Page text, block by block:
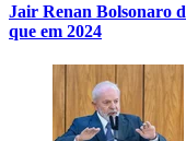
Jair Renan Bolsonaro
que em 2024